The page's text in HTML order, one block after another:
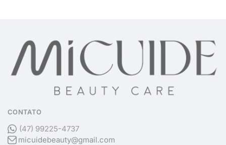
CONTATO
(47) 99225-4737
micuidebeauty@gmail.com